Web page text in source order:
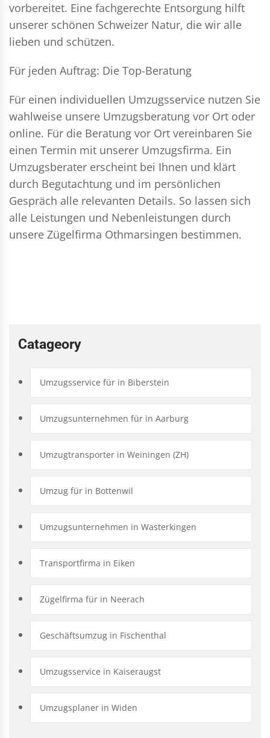
vorbereitet. Eine fachgerechte Entsorgung hilft
unserer schönen Schweizer Natur, die wir alle
lieben und schützen.
Für jeden Auftrag: Die Top-Beratung
Für einen individuellen Umzugsservice nutzen Sie
wahlweise unsere Umzugsberatung vor Ort oder
online. Für die Beratung vor Ort vereinbaren Sie
einen Termin mit unserer Umzugsfirma. Ein
Umzugsberater erscheint bei Ihnen und klärt
durch Begutachtung und im persönlichen
Gespräch alle relevanten Details. So lassen sich
alle Leistungen und Nebenleistungen durch
unsere Zügelfirma Othmarsingen bestimmen.
Catageory
Umzugsservice für in Biberstein
Umzugsunternehmen für in Aarburg
Umzugtransporter in Weiningen (ZH)
Umzug für in Bottenwil
Umzugsunternehmen in Wasterkingen
Transportfirma in Eiken
Zügelfirma für in Neerach
Geschäftsumzug in Fischenthal
Umzugsservice in Kaiseraugst
Umzugsplaner in Widen